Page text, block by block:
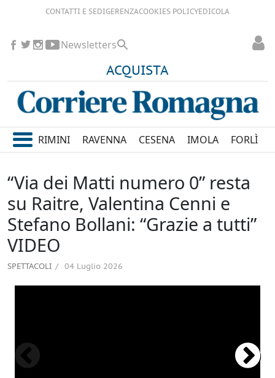
CONTATTI E SEDIGERENZACOOKIES POLICYEDICOLA
ACQUISTA
Newsletters
RIMINI RAVENNA CESENA IMOLA FORLÌ
“Via dei Matti numero 0” resta
su Raitre, Valentina Cenni e
Stefano Bollani: “Grazie a tutti”
VIDEO
SPETTACOLI 04 Luglio 2026